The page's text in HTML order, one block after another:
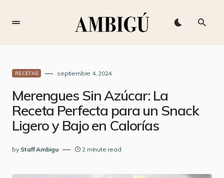
RECETAS septiembre 4, 2024
Merengues Sin Azúcar: La
Receta Perfecta para un Snack
Ligero y Bajo en Calorías
by Staff Ambigu 2 minute read